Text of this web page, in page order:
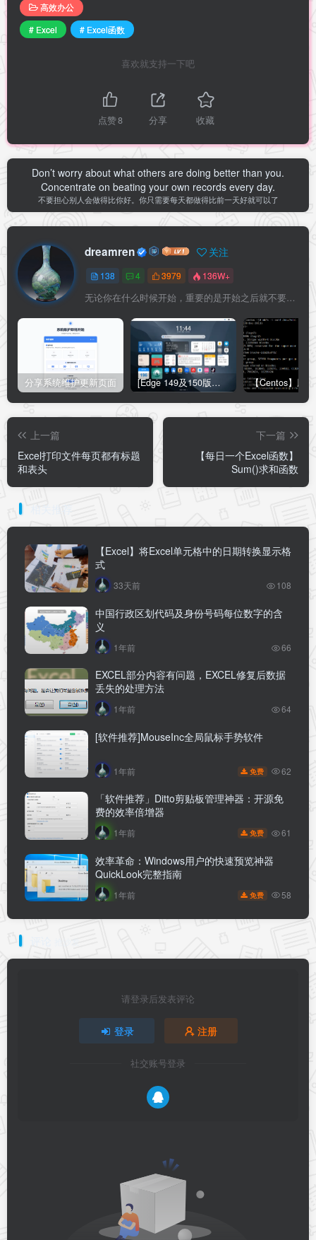
高效办公
# Excel
# Excel函数
喜欢就支持一下吧
点赞8 分享 收藏
Don’t worry about what others are doing better than you.
Concentrate on beating your own records every day.
不要担心别人会做得比你好。你只需要每天都做得比前一天好就可以了
dreamren 关注
138 4 3979 136W+
无论你在什么时候开始，重要的是开始之后就不要停止
分享系统维护更新页面 [Edge 149及150版本适用]怎么禁用Edge浏览器的圆角设计？Edge浏览器关闭圆角设计教程
上一篇
Excel打印文件每页都有标题
和表头
下一篇
【每日一个Excel函数】
Sum()求和函数
【Excel】将Excel单元格中的日期转换显示格
式
33天前 108
中国行政区划代码及身份号码每位数字的含
义
1年前 66
EXCEL部分内容有问题，EXCEL修复后数据
丢失的处理方法
1年前 64
[软件推荐]MouseInc全局鼠标手势软件
1年前 免费 62
「软件推荐」Ditto剪贴板管理神器：开源免
费的效率倍增器
1年前 免费 61
效率革命：Windows用户的快速预览神器
QuickLook完整指南
1年前 免费 58
请登录后发表评论
登录 注册
社交账号登录